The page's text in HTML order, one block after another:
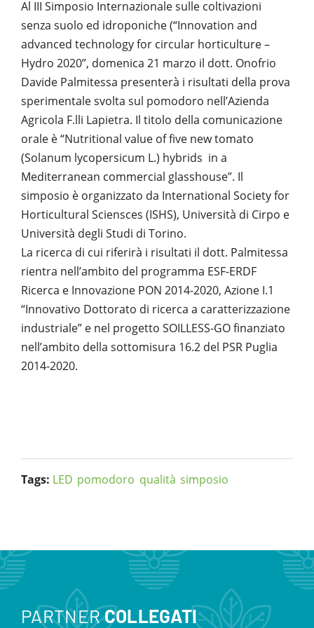
Al III Simposio Internazionale sulle coltivazioni
senza suolo ed idroponiche (“Innovation and
advanced technology for circular horticulture –
Hydro 2020”, domenica 21 marzo il dott. Onofrio
Davide Palmitessa presenterà i risultati della prova
sperimentale svolta sul pomodoro nell’Azienda
Agricola F.lli Lapietra. Il titolo della comunicazione
orale è “Nutritional value of five new tomato
(Solanum lycopersicum L.) hybrids in a
Mediterranean commercial glasshouse”. Il
simposio è organizzato da International Society for
Horticultural Sciensces (ISHS), Università di Cirpo e
Università degli Studi di Torino.
La ricerca di cui riferirà i risultati il dott. Palmitessa
rientra nell’ambito del programma ESF-ERDF
Ricerca e Innovazione PON 2014-2020, Azione I.1
“Innovativo Dottorato di ricerca a caratterizzazione
industriale” e nel progetto SOILLESS-GO finanziato
nell’ambito della sottomisura 16.2 del PSR Puglia
2014-2020.
Tags: LED pomodoro qualità simposio
PARTNERCOLLEGATI